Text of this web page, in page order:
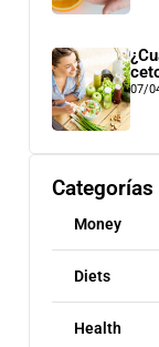
07/
Categorías
Money
Diets
Health